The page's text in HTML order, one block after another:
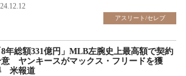
アスリート/セレブ
8年総額331億円」MLB左腕史上最高額で契約
意 ヤンキースがマックス・フリードを獲
米報道